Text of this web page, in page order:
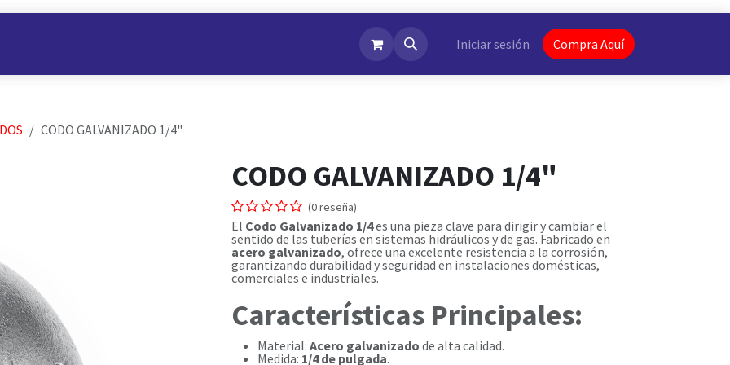
NotiFlash Iniciar sesión Compra Aquí
CODO GALVANIZADO 1/4"
CODO GALVANIZADO 1/4"
(0 reseña)
El Codo Galvanizado 1/4es una pieza clave para dirigir y cambiar el
sentido de las tuberías en sistemas hidráulicos y de gas. Fabricado en
acero galvanizado, ofrece una excelente resistencia a la corrosión,
garantizando durabilidad y seguridad en instalaciones domésticas,
comerciales e industriales.
Características Principales:
Material: Acero galvanizado de alta calidad.
Medida: 1/4 de pulgada.